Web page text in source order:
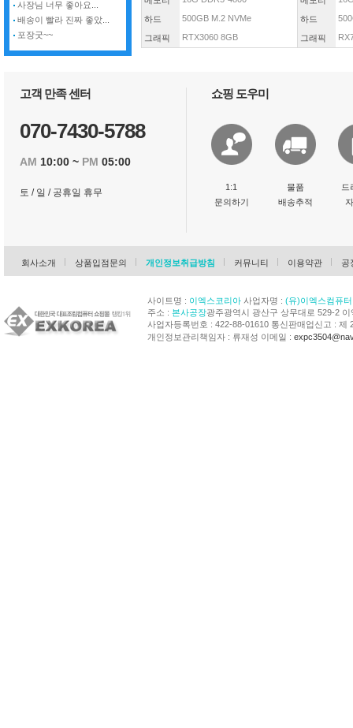
사장님 너무 좋아요...
배송이 빨라 진짜 좋았...
포장굿~~
하드 500GB M.2 NVMe
그래픽 RTX3060 8GB
하드
그래픽
고객 만족 센터
070-7430-5788
AM 10:00 ~ PM 05:00
토 / 일 / 공휴일 휴무
쇼핑 도우미
1:1
문의하기
물품
배송추적
드
회사소개 상품입점문의 개인정보취급방침 커뮤니티 이용약관 공
사이트명 : 이엑스코리아사업자명 : (유)이엑스컴퓨터
주소 : 본사공장광주광역시 광산구 상무대로 529-2 이
사업자등록번호 : 422-88-01610 통신판매업신고 : 제
개인정보관리책임자 : 류재성 이메일 :